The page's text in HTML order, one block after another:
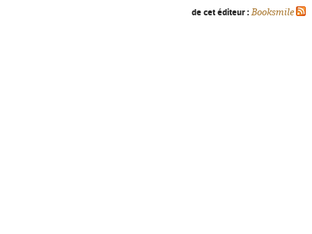
de cet éditeur : Booksmile